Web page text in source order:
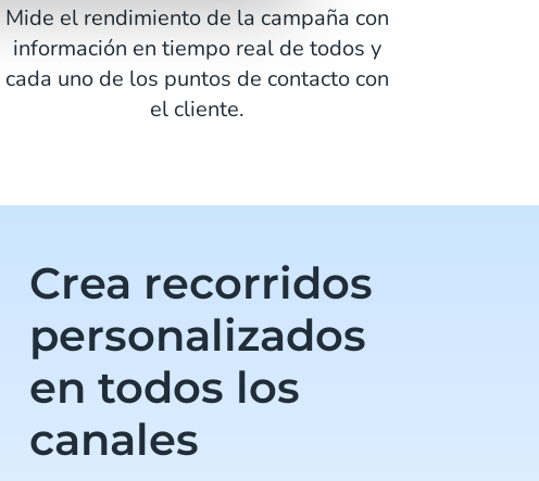
Mide el rendimiento de la campaña con
información en tiempo real de todos y
cada uno de los puntos de contacto con
el cliente.
Crea recorridos
personalizados
en todos los
canales